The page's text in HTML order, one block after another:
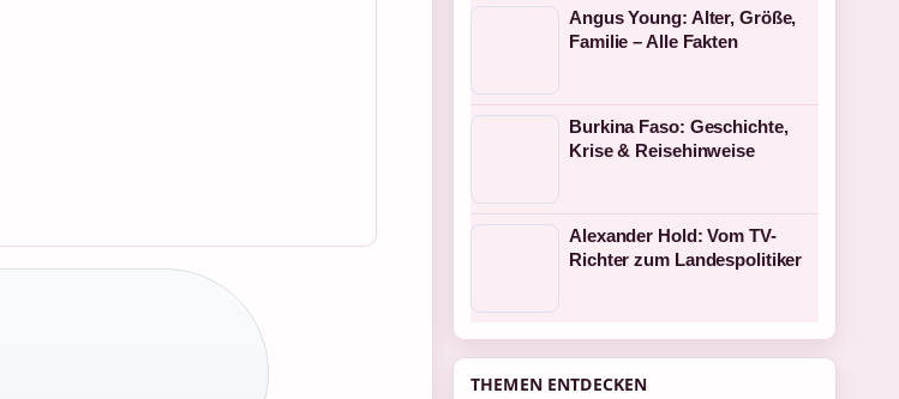
Angus Young: Alter, Größe,
Familie – Alle Fakten
Burkina Faso: Geschichte,
Krise & Reisehinweise
Alexander Hold: Vom TV-
Richter zum Landespolitiker
THEMEN ENTDECKEN